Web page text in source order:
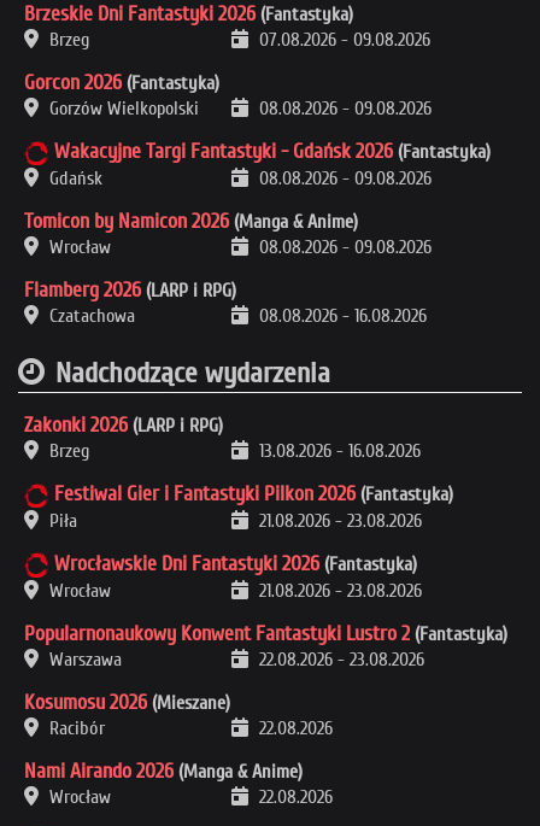
Brzeskie Dni Fantastyki 2026 (Fantastyka)
Brzeg
07.08.2026 - 09.08.2026
Gorcon 2026 (Fantastyka)
Gorzów Wielkopolski
08.08.2026 - 09.08.2026
Wakacyjne Targi Fantastyki - Gdańsk 2026 (Fantastyka)
Gdańsk
08.08.2026 - 09.08.2026
Tomicon by Namicon 2026 (Manga & Anime)
Wrocław
08.08.2026 - 09.08.2026
Flamberg 2026 (LARP i RPG)
Czatachowa
08.08.2026 - 16.08.2026
Nadchodzące wydarzenia
Zakonki 2026 (LARP i RPG)
Brzeg
13.08.2026 - 16.08.2026
Festiwal Gier i Fantastyki Pilkon 2026 (Fantastyka)
Piła
21.08.2026 - 23.08.2026
Wrocławskie Dni Fantastyki 2026 (Fantastyka)
Wrocław
21.08.2026 - 23.08.2026
Popularnonaukowy Konwent Fantastyki Lustro 2 (Fantastyka)
Warszawa
22.08.2026 - 23.08.2026
Kosumosu 2026 (Mieszane)
Racibór
22.08.2026
Nami Airando 2026 (Manga & Anime)
Wrocław
22.08.2026